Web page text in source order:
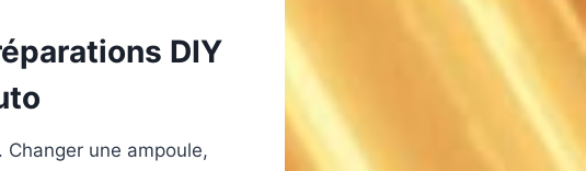
DIY
une ampoule,